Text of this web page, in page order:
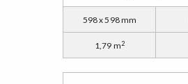
598 x 598 mm
1,79 m2